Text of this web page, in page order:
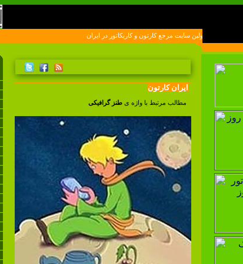
سايت مرجع کارتون و کاريکاتور در ايران
ایران کارتون
مطالب مرتبط با واژه ی طنز گرافیکی